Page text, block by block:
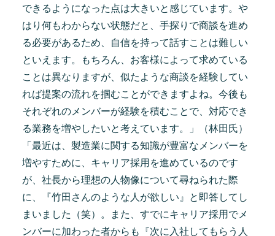
できるようになった点は大きいと感じています。や
はり何もわからない状態だと、手探りで商談を進め
る必要があるため、自信を持って話すことは難しい
といえます。もちろん、お客様によって求めている
ことは異なりますが、似たような商談を経験してい
れば提案の流れを掴むことができますよね。今後も
それぞれのメンバーが経験を積むことで、対応でき
る業務を増やしたいと考えています。」（林田氏）
「最近は、製造業に関する知識が豊富なメンバーを
増やすために、キャリア採用を進めているのです
が、社長から理想の人物像について尋ねられた際
に、『竹田さんのような人が欲しい』と即答してし
まいました（笑）。また、すでにキャリア採用でメ
ンバーに加わった者からも『次に入社してもらう人